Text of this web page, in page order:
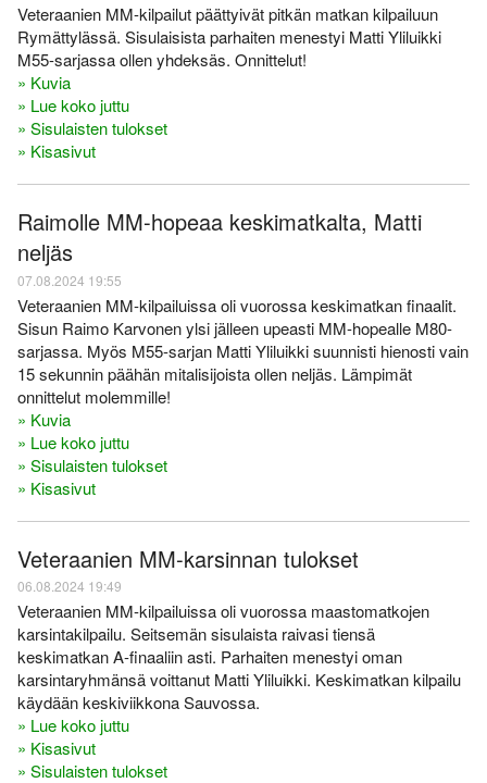
Veteraanien MM-kilpailut päättyivät pitkän matkan kilpailuun
Rymättylässä. Sisulaisista parhaiten menestyi Matti Yliluikki
M55-sarjassa ollen yhdeksäs. Onnittelut!
» Kuvia
» Lue koko juttu
» Sisulaisten tulokset
» Kisasivut
Raimolle MM-hopeaa keskimatkalta, Matti
neljäs
07.08.2024 19:55
Veteraanien MM-kilpailuissa oli vuorossa keskimatkan finaalit.
Sisun Raimo Karvonen ylsi jälleen upeasti MM-hopealle M80-
sarjassa. Myös M55-sarjan Matti Yliluikki suunnisti hienosti vain
15 sekunnin päähän mitalisijoista ollen neljäs. Lämpimät
onnittelut molemmille!
» Kuvia
» Lue koko juttu
» Sisulaisten tulokset
» Kisasivut
Veteraanien MM-karsinnan tulokset
06.08.2024 19:49
Veteraanien MM-kilpailuissa oli vuorossa maastomatkojen
karsintakilpailu. Seitsemän sisulaista raivasi tiensä
keskimatkan A-finaaliin asti. Parhaiten menestyi oman
karsintaryhmänsä voittanut Matti Yliluikki. Keskimatkan kilpailu
käydään keskiviikkona Sauvossa.
» Lue koko juttu
» Kisasivut
» Sisulaisten tulokset